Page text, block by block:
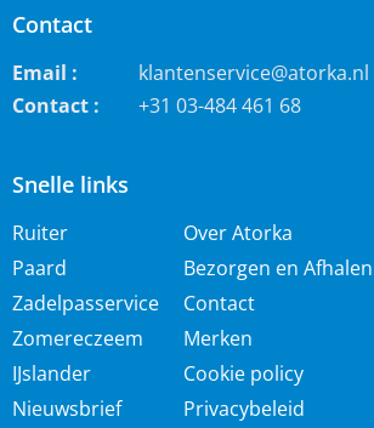
Snelle links
Ruiter
Paard
Zadelpasservice
Zomereczeem
IJslander
Nieuwsbrief
Over Atorka
Bezorgen en Afhalen
Contact
Merken
Cookie policy
Privacybeleid
Contact
Email :
klantenservice@atorka.nl
Contact :
+31 03-484 461 68